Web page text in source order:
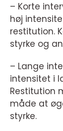
– Korte
høj
restitution.
styrke og
– Lange
intensitet i
Restitution
måde at
styrke.